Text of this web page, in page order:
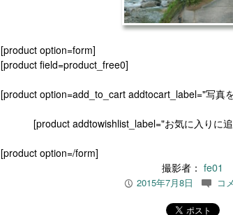
[product option=form]
[product field=product_free0]
[product option=add_to_cart addtocart_label="写真
[product addtowishlist_label="お気に入りに
[product option=/form]
撮影者： fe01
P 2015年7月8日 c コ